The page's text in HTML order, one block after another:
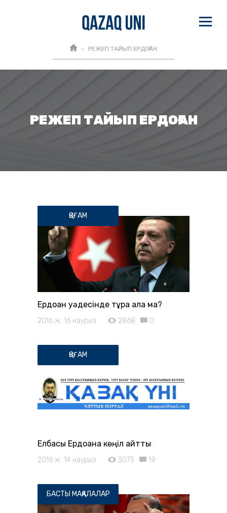
РЕЖЕП ТАЙЫП ЕРДОҒАН
РЕЖЕП ТАЙЫП ЕРДОҒАН
ҚОҒАМ
Ердоған уәдесінде тұра ала ма?
2016 ж. 16 наурыз 2868 0
ҚОҒАМ
Елбасы Ердоғанға көңіл айтты
2016 ж. 14 наурыз 3073 19
БАСТЫ МАҚАЛАЛАР